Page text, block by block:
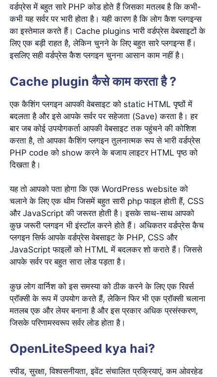
वर्डप्रेस में बहुत सारे PHP कोड होते हैं जिसका मतलब है कि कभी-
कभी यह सर्वर पर भारी होता है। यही कारण है कि लोग कैश प्लगइन्स
का इस्तेमाल करते हैं। Cache plugins भारी वर्डप्रेस वेबसाइटों के
लिए एक बड़ी राहत है, लेकिन चुनने के लिए बहुत सारे प्लगइन्स हैं।
इसलिए सही वर्डप्रेस कैश प्लगइन चुनना आसान काम नहीं है।
Cache plugin कैसे काम करता है ?
एक कैशिंग प्लगइन आपकी वेबसाइट को static HTML पृष्ठों में
बदलता है और इसे आपके सर्वर पर सहेजता (Save) करता है। हर
बार जब कोई उपयोगकर्ता आपकी वेबसाइट तक पहुंचने की कोशिश
करता है, तो आपका कैशिंग प्लगइन तुलनात्मक रूप से भारी वर्डप्रेस
PHP code को show करने के बजाय लाइटर HTML पृष्ठ को
दिखता है।
यह तो आपको पता होगा कि एक WordPress website को
चलाने के लिए एक थीम जिसमें बहुत सारी php फाइल होती हैं, CSS
और JavaScript की जरूरत होती है। इसके साथ-साथ आपको
कुछ जरूरी प्लगइन भी इंस्टॉल करने होते हैं। अधिकतर वर्डप्रेस कैच
प्लगइन सिर्फ आपके वर्डप्रेस वेबसाइट के PHP, CSS और
JavaScript फाइलों को HTML में बदलकर शो कराते हैं। जिससे
आपके सर्वर पर बहुत सारा लोड पड़ता है।
कुछ लोग वार्निश को इस समस्या को ठीक करने के लिए एक रिवर्स
प्रॉक्सी के रूप में उपयोग करते हैं, लेकिन फिर भी एक प्रॉक्सी चलाना
मतलब एक और लेयर बनाना है और इस प्रकार अधिक प्रसंस्करण,
जिसके परिणामस्वरूप सर्वर लोड होता है।
OpenLiteSpeed kya hai?
स्पीड, सुरक्षा, विश्वसनीयता, इवेंट संचालित प्रक्रियाएं, कम ओवरहेड